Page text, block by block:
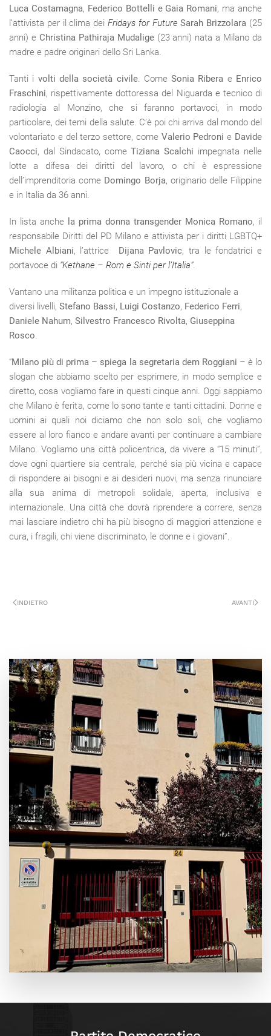
Luca Costamagna, Federico Bottelli e Gaia Romani, ma anche
l’attivista per il clima dei Fridays for Future Sarah Brizzolara (25
anni) e Christina Pathiraja Mudalige(23 anni) nata a Milano da
madre e padre originari dello Sri Lanka.
Tanti i volti della società civile. ComeSonia Ribera e Enrico
Fraschini, rispettivamente dottoressa del Niguarda e tecnico di
radiologia al Monzino, che si faranno portavoci, in modo
particolare, dei temi della salute. C’è poi chi arriva dal mondo del
volontariato e del terzo settore, come Valerio Pedroni e Davide
Caocci, dal Sindacato, comeTiziana Scalchi impegnata nelle
lotte a difesa dei diritti del lavoro, o chi è espressione
dell’imprenditoria come Domingo Borja, originario delle Filippine
e in Italia da 36 anni.
In lista anche la prima donna transgender Monica Romano, il
responsabile Diritti del PD Milano e attivista per i diritti LGBTQ+
Michele Albiani, l’attrice Dijana Pavlovic, tra le fondatrici e
portavoce di “Kethane – Rom e Sinti per l’Italia”.
Vantano una militanza politica e un impegno istituzionale a
diversi livelli, Stefano Bassi, Luigi Costanzo, Federico Ferri,
Daniele Nahum, Silvestro Francesco Rivolta, Giuseppina
Rosco.
“Milano più di prima – spiega la segretaria dem Roggiani – è lo
slogan che abbiamo scelto per esprimere, in modo semplice e
diretto, cosa vogliamo fare in questi cinque anni. Oggi sappiamo
che Milano è ferita, come lo sono tante e tanti cittadini. Donne e
uomini ai quali noi diciamo che non solo soli, che vogliamo
essere al loro fianco e andare avanti per continuare a cambiare
Milano. Vogliamo una città policentrica, da vivere a “15 minuti”,
dove ogni quartiere sia centrale, perché sia più vicina e capace
di rispondere ai bisogni e ai desideri nuovi, ma senza rinunciare
alla sua anima di metropoli solidale, aperta, inclusiva e
internazionale. Una città che dovrà riprendere a correre, senza
mai lasciare indietro chi ha più bisogno di maggiori attenzione e
cura, i fragili, chi viene discriminato, le donne e i giovani”.
INDIETRO AVANTI
Leaflet|©OpenStreetMap